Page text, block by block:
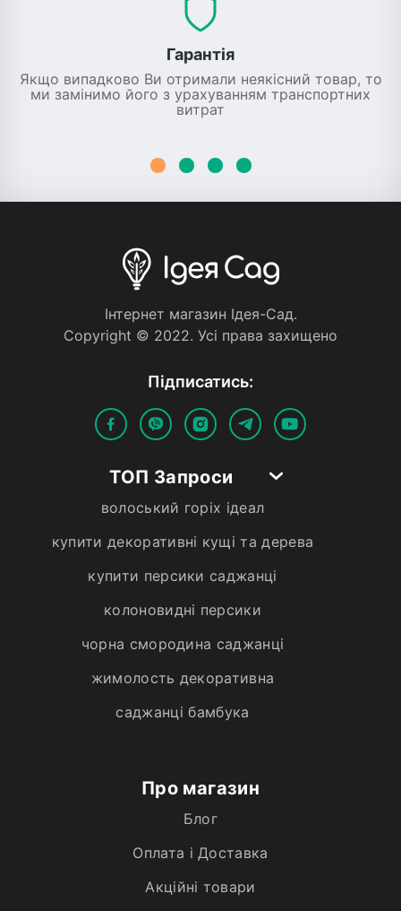
Гарантія
Якщо випадково Ви отримали неякісний товар, то
ми замінимо його з урахуванням транспортних
витрат
Iнтернет магазин Iдея-Сад.
Copyright © 2022. Усi права захищено
Пiдписатись:
ТОП Запроси
волоський горіх ідеал
купити декоративні кущі та дерева
купити персики саджанці
колоновидні персики
чорна смородина саджанці
жимолость декоративна
саджанці бамбука
Про магазин
Блог
Оплата і Доставка
Акційні товари